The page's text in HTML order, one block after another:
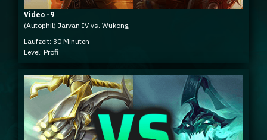
Video -9
(Autophil) Jarvan IV vs. Wukong
Laufzeit: 30 Minuten
Level: Profi